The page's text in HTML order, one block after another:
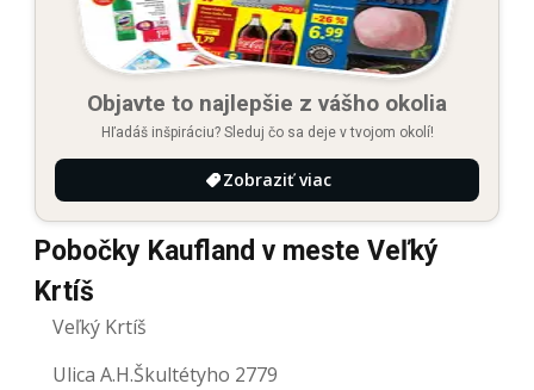
Objavte to najlepšie z vášho okolia
Hľadáš inšpiráciu? Sleduj čo sa deje v tvojom okolí!
Zobraziť viac
Pobočky Kaufland v meste Veľký
Krtíš
Veľký Krtíš
Ulica A.H.Škultétyho 2779